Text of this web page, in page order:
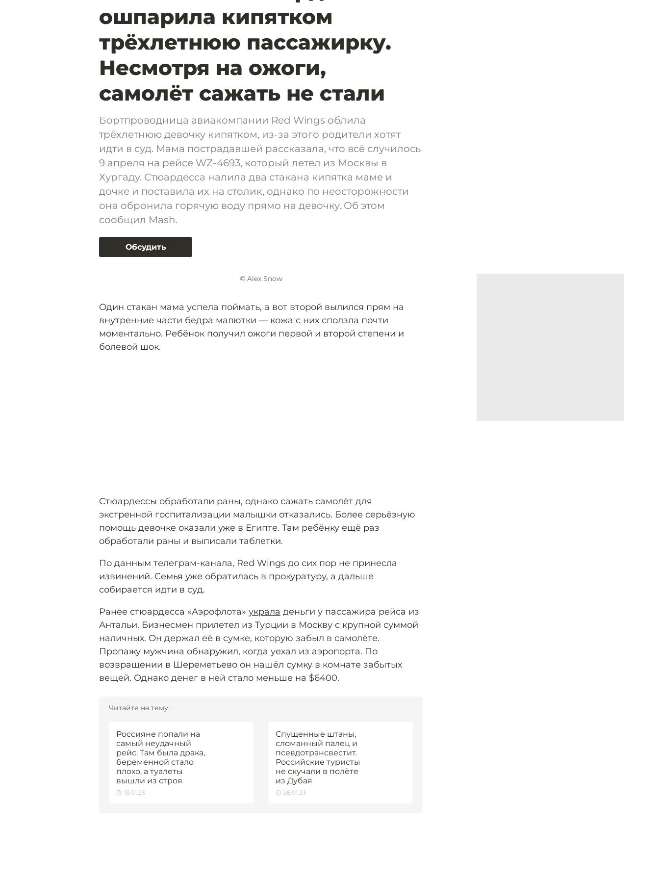
ошпарила кипятком
трёхлетнюю пассажирку.
Несмотря на ожоги,
самолёт сажать не стали
Бортпроводница авиакомпании Red Wings облила
трёхлетнюю девочку кипятком, из-за этого родители хотят
идти в суд. Мама пострадавшей рассказала, что всё случилось
9 апреля на рейсе WZ-4693, который летел из Москвы в
Хургаду. Стюардесса налила два стакана кипятка маме и
дочке и поставила их на столик, однако по неосторожности
она обронила горячую воду прямо на девочку. Об этом
сообщил Mash.
Обсудить
© Alex Snow
Один стакан мама успела поймать, а вот второй вылился прям на
внутренние части бедра малютки — кожа с них сползла почти
моментально. Ребёнок получил ожоги первой и второй степени и
болевой шок.
Стюардессы обработали раны, однако сажать самолёт для
экстренной госпитализации малышки отказались. Более серьёзную
помощь девочке оказали уже в Египте. Там ребёнку ещё раз
обработали раны и выписали таблетки.
По данным телеграм-канала, Red Wings до сих пор не принесла
извинений. Семья уже обратилась в прокуратуру, а дальше
собирается идти в суд.
Ранее стюардесса «Аэрофлота» украла деньги у пассажира рейса из
Антальи. Бизнесмен прилетел из Турции в Москву с крупной суммой
наличных. Он держал её в сумке, которую забыл в самолёте.
Пропажу мужчина обнаружил, когда уехал из аэропорта. По
возвращении в Шереметьево он нашёл сумку в комнате забытых
вещей. Однако денег в ней стало меньше на $6400.
Читайте на тему:
Россияне попали на
самый неудачный
рейс. Там была драка,
беременной стало
плохо, а туалеты
вышли из строя
13.01.23
Спущенные штаны,
сломанный палец и
псевдотрансвестит.
Российские туристы
не скучали в полёте
из Дубая
26.01.23